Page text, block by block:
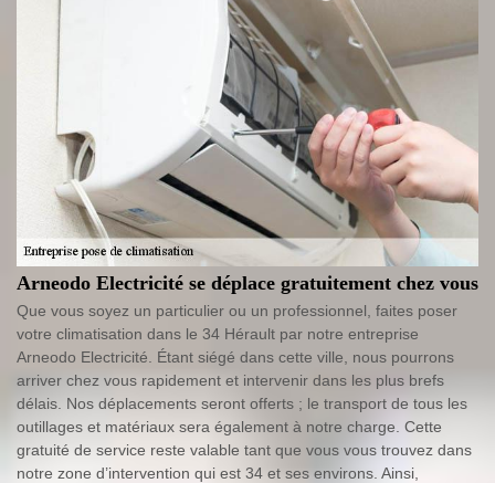
Arneodo Electricité se déplace gratuitement chez vous
Que vous soyez un particulier ou un professionnel, faites poser
votre climatisation dans le 34 Hérault par notre entreprise
Arneodo Electricité. Étant siégé dans cette ville, nous pourrons
arriver chez vous rapidement et intervenir dans les plus brefs
délais. Nos déplacements seront offerts ; le transport de tous les
outillages et matériaux sera également à notre charge. Cette
gratuité de service reste valable tant que vous vous trouvez dans
notre zone d’intervention qui est 34 et ses environs. Ainsi,